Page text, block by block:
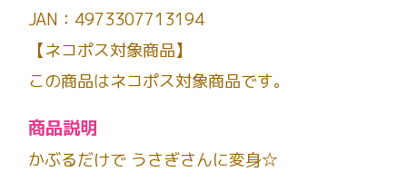
JAN：4973307713194
【ネコポス対象商品】
この商品はネコポス対象商品です。
商品説明
かぶるだけで うさぎさんに変身☆